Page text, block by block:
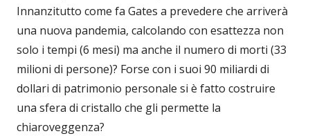
Innanzitutto come fa Gates a prevedere che arriverà
una nuova pandemia, calcolando con esattezza non
solo i tempi (6 mesi) ma anche il numero di morti (33
milioni di persone)? Forse con i suoi 90 miliardi di
dollari di patrimonio personale si è fatto costruire
una sfera di cristallo che gli permette la
chiaroveggenza?